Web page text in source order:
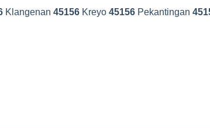
Klangenan 45156 Kreyo 45156 Pekantingan